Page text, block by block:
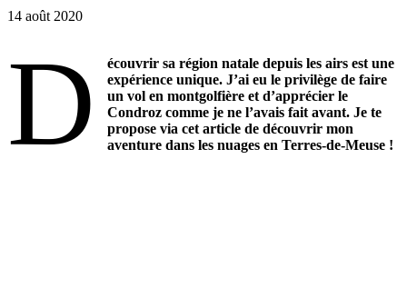
14 août 2020
D
écouvrir sa région natale depuis les airs est une
expérience unique. J’ai eu le privilège de faire
un vol en montgolfière et d’apprécier le
Condroz comme je ne l’avais fait avant. Je te
propose via cet article de découvrir mon
aventure dans les nuages en Terres-de-Meuse !